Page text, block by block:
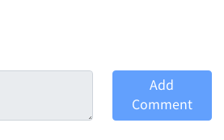
Add
Comment